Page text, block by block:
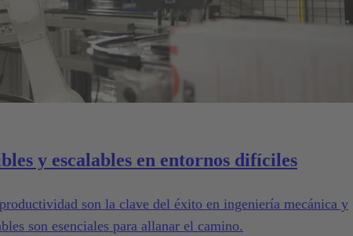
y escalables en entornos difíciles
son la clave del éxito en ingeniería mecánica y
son esenciales para allanar el camino.